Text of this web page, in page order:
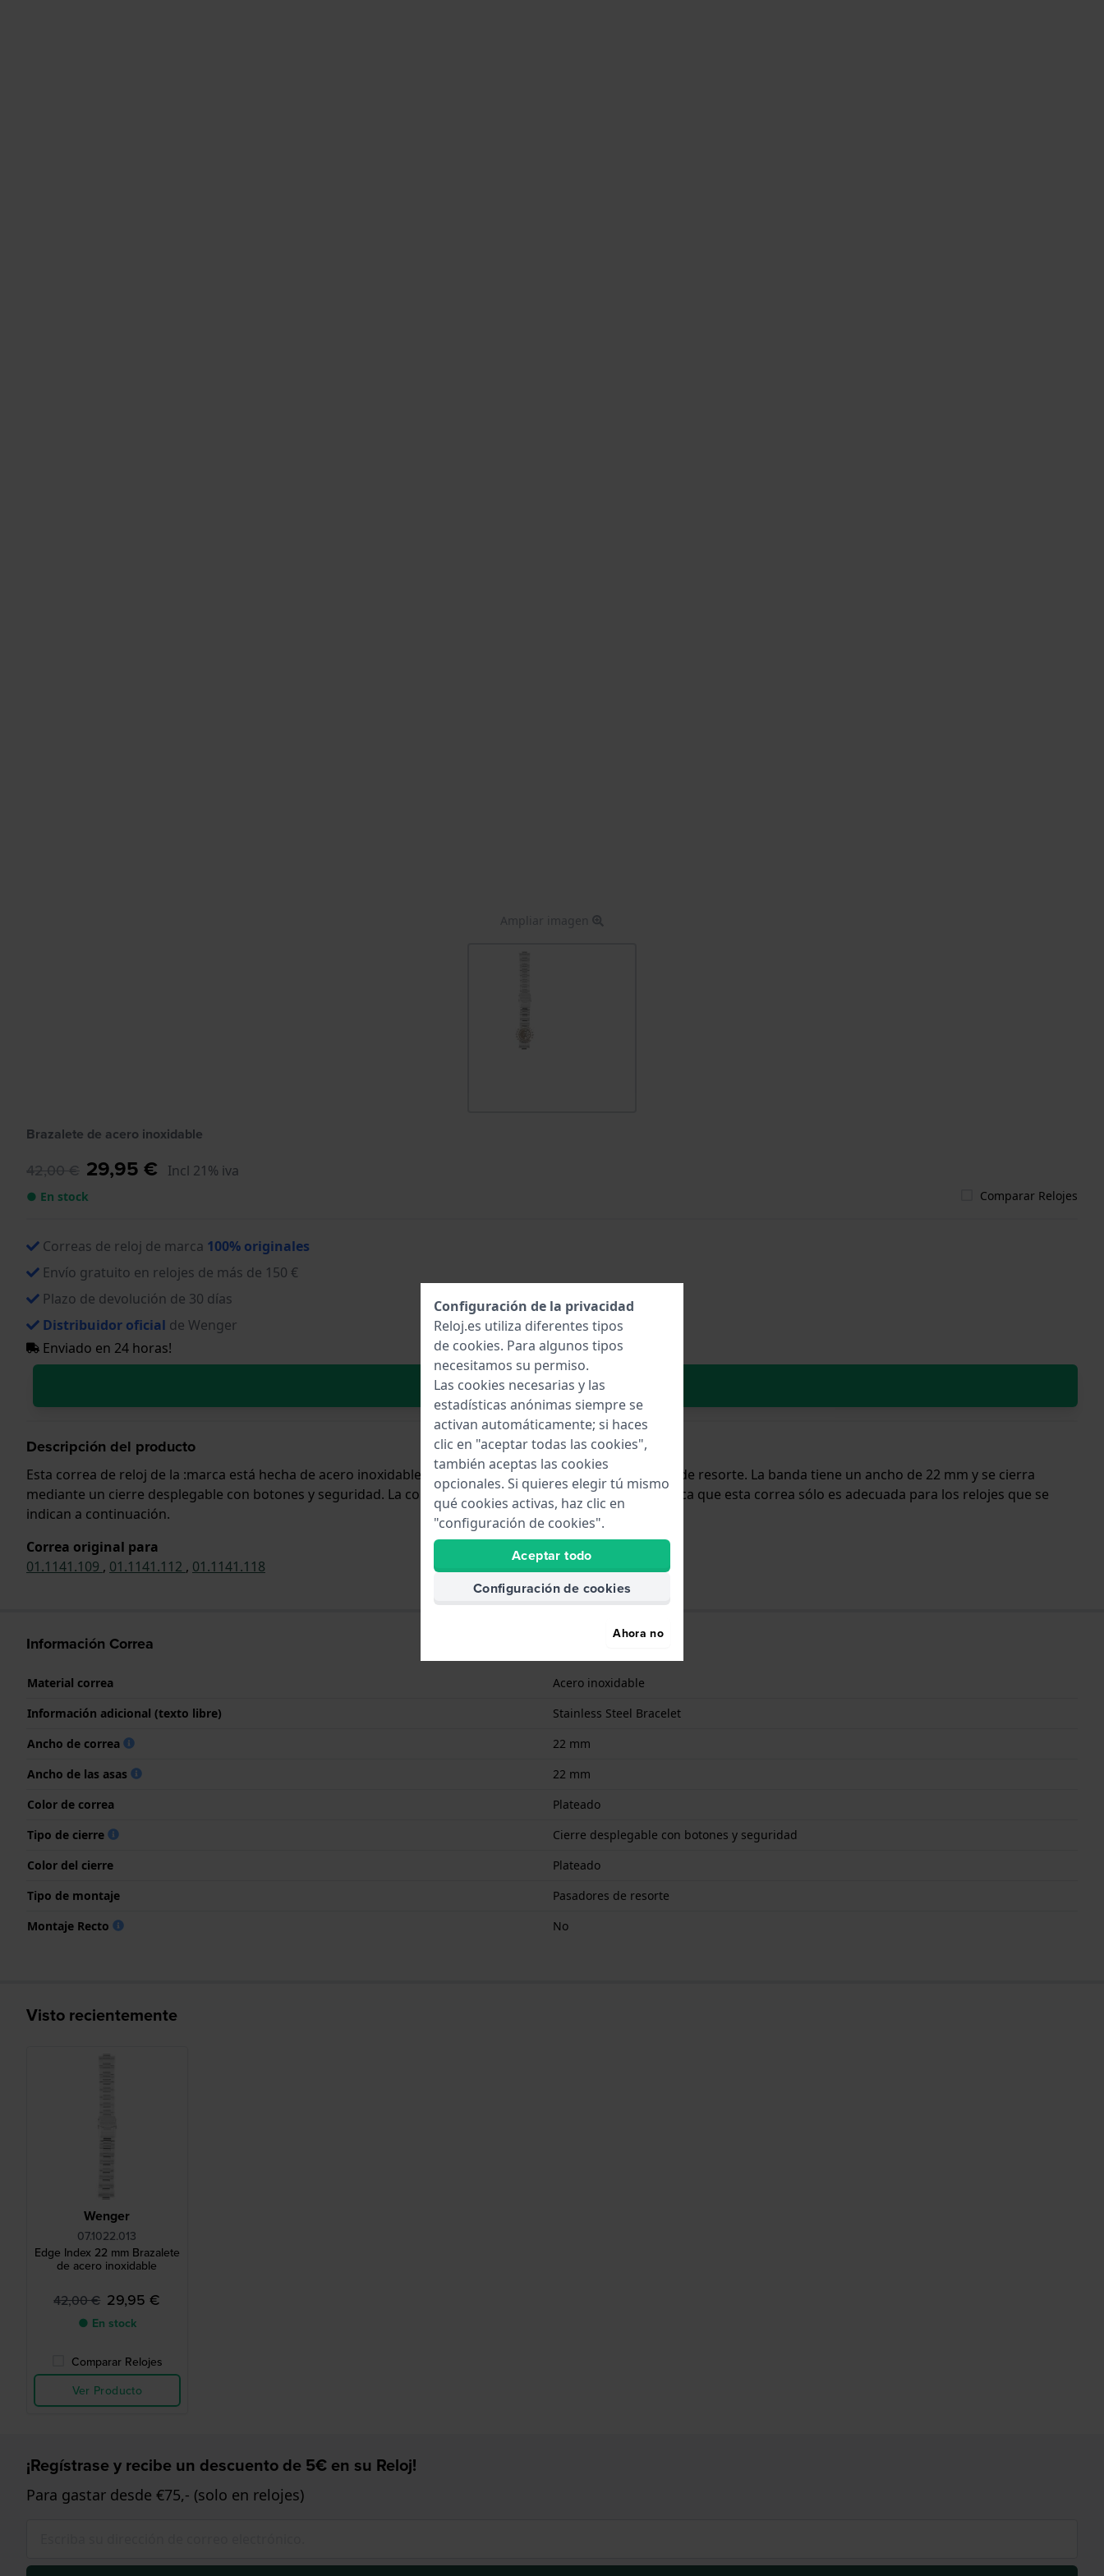
Ampliar imagen
Brazalete de acero inoxidable
42,00 € 29,95 € Incl 21% iva
● En stock Comparar Relojes
Correas de reloj de marca 100% originales
Envío gratuito en relojes de más de 150 €
Plazo de devolución de 30 días
Distribuidor oficial de Wenger
Enviado en 24 horas!
Añadir al carrito
Descripción del producto
Esta correa de reloj de la :marca está hecha de acero inoxidable y se adjunta al reloj mediante pasadores de resorte. La banda tiene un ancho de 22 mm y se cierra
mediante un cierre desplegable con botones y seguridad. La correa no tiene montura recta, lo que significa que esta correa sólo es adecuada para los relojes que se
indican a continuación.
Correa original para
01.1141.109 , 01.1141.112 , 01.1141.118
Información Correa
Material correa
Acero inoxidable
Información adicional (texto libre)
Stainless Steel Bracelet
Ancho de correa
22 mm
Ancho de las asas
22 mm
Color de correa
Plateado
Tipo de cierre
Cierre desplegable con botones y seguridad
Color del cierre
Plateado
Tipo de montaje
Pasadores de resorte
Montaje Recto
No
Visto recientemente
Wenger
07.1022.013
Edge Index 22 mm Brazalete
de acero inoxidable
42,00 € 29,95 €
● En stock
Comparar Relojes
Ver Producto
¡Regístrase y recibe un descuento de 5€ en su Reloj!
Para gastar desde €75,- (solo en relojes)
Configuración de la privacidad
Reloj.es utiliza diferentes tipos
de cookies. Para algunos tipos
necesitamos su permiso.
Las cookies necesarias y las
estadísticas anónimas siempre se
activan automáticamente; si haces
clic en "aceptar todas las cookies",
también aceptas las cookies
opcionales. Si quieres elegir tú mismo
qué cookies activas, haz clic en
"configuración de cookies".
Aceptar todo
Configuración de cookies
Ahora no